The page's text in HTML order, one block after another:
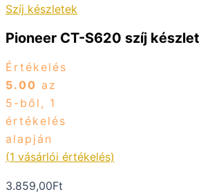
Szíj készletek
Pioneer CT-S620 szíj készlet
Értékelés
5.00 az
5-ből, 1
értékelés
alapján
(1 vásárlói értékelés)
3.859,00Ft